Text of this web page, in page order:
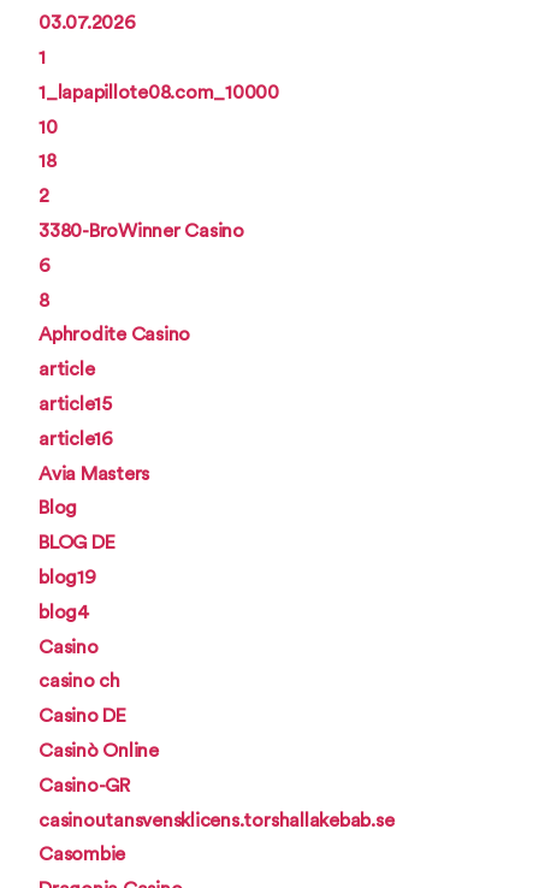
03.07.2026
1
1_lapapillote08.com_10000
10
18
2
3380-BroWinner Casino
6
8
Aphrodite Casino
article
article15
article16
Avia Masters
Blog
BLOG DE
blog19
blog4
Casino
casino ch
Casino DE
Casinò Online
Casino-GR
casinoutansvensklicens.torshallakebab.se
Casombie